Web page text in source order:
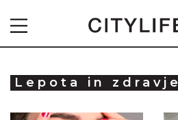
Lepota in zdravje